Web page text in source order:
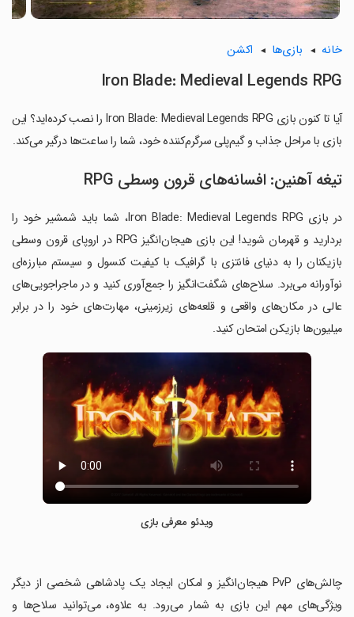
خانه بازی‌ها اکشن
Iron Blade: Medieval Legends RPG
آیا تا کنون بازی Iron Blade: Medieval Legends RPG را نصب کرده‌اید؟ این
بازی با مراحل جذاب و گیم‌پلی سرگرم‌کننده خود، شما را ساعت‌ها درگیر می‌کند.
تیغه آهنین: افسانه‌های قرون وسطی RPG
در بازی Iron Blade: Medieval Legends RPG، شما باید شمشیر خود را
بردارید و قهرمان شوید! این بازی هیجان‌انگیز RPG در اروپای قرون وسطی
بازیکنان را به دنیای فانتزی با گرافیک با کیفیت کنسول و سیستم مبارزه‌ای
نوآورانه می‌برد. سلاح‌های شگفت‌انگیز را جمع‌آوری کنید و در ماجراجویی‌های
عالی در مکان‌های واقعی و قلعه‌های زیرزمینی، مهارت‌های خود را در برابر
میلیون‌ها بازیکن امتحان کنید.
ویدئو معرفی بازی
‏چالش‌های PvP هیجان‌انگیز و امکان ایجاد یک پادشاهی شخصی از دیگر
ویژگی‌های مهم این بازی به شمار می‌رود. به علاوه، می‌توانید سلاح‌ها و